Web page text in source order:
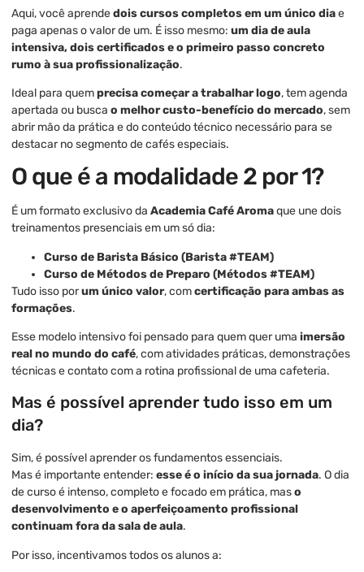
Aqui, você aprendedois cursos completos em um único diae
paga apenas o valor de um. É isso mesmo: um dia de aula
intensiva, dois certificados e o primeiro passo concreto
rumo à sua profissionalização.
Ideal para quemprecisa começar a trabalhar logo, tem agenda
apertada ou busca o melhor custo-benefício do mercado, sem
abrir mão da prática e do conteúdo técnico necessário para se
destacar no segmento de cafés especiais.
O que é a modalidade 2 por 1?
É um formato exclusivo da Academia Café Aromaque une dois
treinamentos presenciais em um só dia:
Curso de Barista Básico (Barista #TEAM)
Curso de Métodos de Preparo (Métodos #TEAM)
Tudo isso porum único valor, comcertificação para ambas as
formações.
Esse modelo intensivo foi pensado para quem quer uma imersão
real no mundo do café, com atividades práticas, demonstrações
técnicas e contato com a rotina profissional de uma cafeteria.
Mas é possível aprender tudo isso em um
dia?
Sim, é possível aprender os fundamentos essenciais.
Mas é importante entender: esse é o início da sua jornada. O dia
de curso é intenso, completo e focado em prática, maso
desenvolvimento e o aperfeiçoamento profissional
continuam fora da sala de aula.
Por isso, incentivamos todos os alunos a: